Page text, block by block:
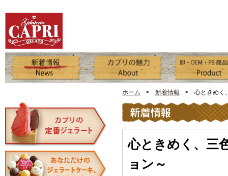
ホーム > 新着情報 > 心ときめく
心ときめく、三
ョン～